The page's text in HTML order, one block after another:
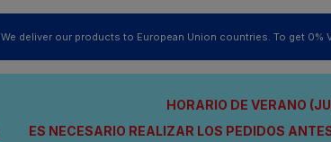
We deliver our products to European Union countries. To get 0%
HORARIO DE VERANO
ES NECESARIO REALIZAR LOS PEDIDOS